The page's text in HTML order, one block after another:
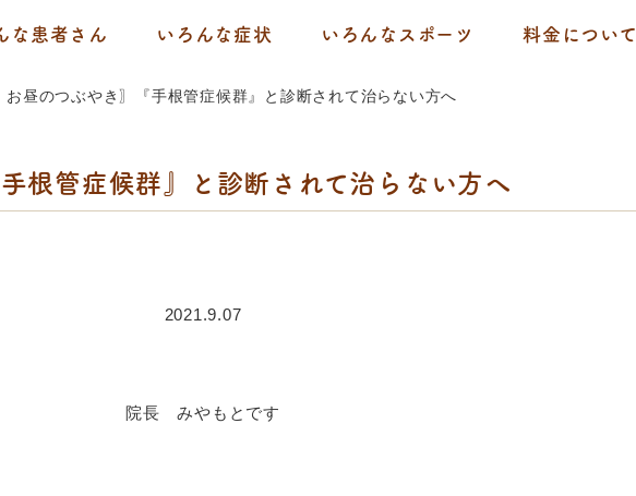
な患者さん いろんな症状 いろんなスポーツ 料金について
お昼のつぶやき〗『手根管症候群』と診断されて治らない方へ
根管症候群』と診断されて治らない方へ
2021.9.07
院長 みやもとです